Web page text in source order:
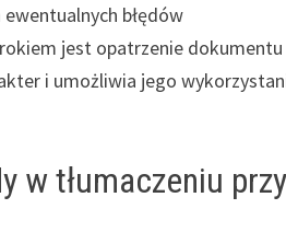
błędów
jest opatrzenie dokumentu
i umożliwia jego
w tłumaczeniu